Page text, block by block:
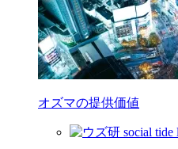
オズマの提供価値